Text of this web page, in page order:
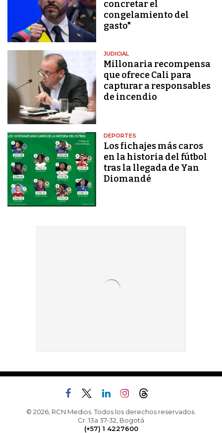
concretar el
congelamiento del
gasto"
JUDICIAL
Millonaria recompensa
que ofrece Cali para
capturar a responsables
de incendio
DEPORTES
Los fichajes más caros
en la historia del fútbol
tras la llegada de Yan
Diomandé
© 2026, RCN Medios. Todos los derechos reservados.
Cr. 13a 37-32, Bogotá
(+57) 1 4227600